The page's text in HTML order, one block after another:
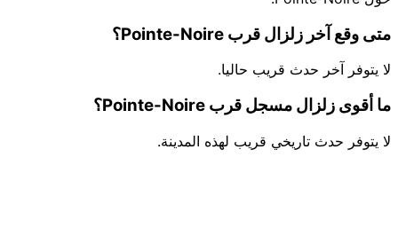
متى وقع آخر زلزال قرب Pointe-Noire؟
لا يتوفر آخر حدث قريب حاليا.
ما أقوى زلزال مسجل قرب Pointe-Noire؟
لا يتوفر حدث تاريخي قريب لهذه المدينة.